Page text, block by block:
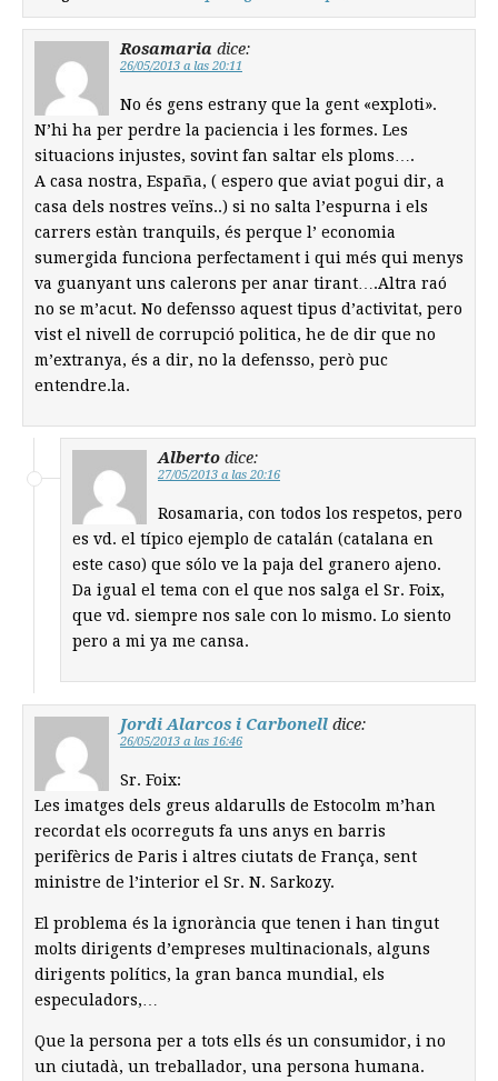
Rosamaria dice:
26/05/2013 a las 20:11
No és gens estrany que la gent «exploti».
N’hi ha per perdre la paciencia i les formes. Les
situacions injustes, sovint fan saltar els ploms….
A casa nostra, España, ( espero que aviat pogui dir, a
casa dels nostres veïns..) si no salta l’espurna i els
carrers estàn tranquils, és perque l’ economia
sumergida funciona perfectament i qui més qui menys
va guanyant uns calerons per anar tirant….Altra raó
no se m’acut. No defensso aquest tipus d’activitat, pero
vist el nivell de corrupció politica, he de dir que no
m’extranya, és a dir, no la defensso, però puc
entendre.la.
Alberto dice:
27/05/2013 a las 20:16
Rosamaria, con todos los respetos, pero
es vd. el típico ejemplo de catalán (catalana en
este caso) que sólo ve la paja del granero ajeno.
Da igual el tema con el que nos salga el Sr. Foix,
que vd. siempre nos sale con lo mismo. Lo siento
pero a mi ya me cansa.
Jordi Alarcos i Carbonell dice:
26/05/2013 a las 16:46
Sr. Foix:
Les imatges dels greus aldarulls de Estocolm m’han
recordat els ocorreguts fa uns anys en barris
perifèrics de Paris i altres ciutats de França, sent
ministre de l’interior el Sr. N. Sarkozy.
El problema és la ignorància que tenen i han tingut
molts dirigents d’empreses multinacionals, alguns
dirigents polítics, la gran banca mundial, els
especuladors,…
Que la persona per a tots ells és un consumidor, i no
un ciutadà, un treballador, una persona humana.